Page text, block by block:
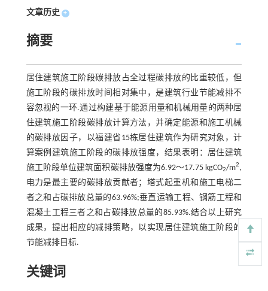
文章历史 +
摘要
居住建筑施工阶段碳排放占全过程碳排放的比重较低，但
施工阶段的碳排放时间相对集中，是建筑行业节能减排不
容忽视的一环.通过构建基于能源用量和机械用量的两种居
住建筑施工阶段碳排放计算方法，并确定能源和施工机械
的碳排放因子，以福建省15栋居住建筑作为研究对象，计
算案例建筑施工阶段的碳排放强度，结果表明：居住建筑
施工阶段单位建筑面积碳排放强度为6.92～17.75 kgCO2/m2,
电力是最主要的碳排放贡献者；塔式起重机和施工电梯二
者之和占碳排放总量的63.96%;垂直运输工程、钢筋工程和
混凝土工程三者之和占碳排放总量的85.93%.结合以上研究
成果，提出相应的减排策略，以实现居住建筑施工阶段的
节能减排目标.
关键词